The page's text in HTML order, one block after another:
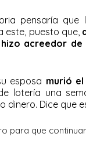
pensaría
este, puesto que,
acreedor
esposa murió
lotería una
Dice que
para que